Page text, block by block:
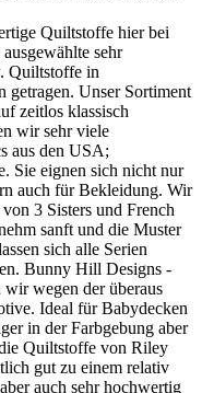
Quiltstoffe hier bei
sehr
Quiltstoffe in
getragen. Unser Sortiment
zeitlos klassisch
wir sehr viele
aus den USA;
Sie eignen sich nicht nur
auch für Bekleidung. Wir
3 Sisters und French
sanft und die Muster
sich alle Serien
Bunny Hill Designs -
wegen der überaus
Ideal für Babydecken
in der Farbgebung aber
Quiltstoffe von Riley
gut zu einem relativ
auch sehr hochwertig